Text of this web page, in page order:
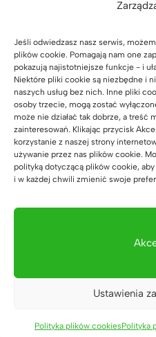
Jeśli odwiedzasz nasz serwis,
plików cookie. Pomagają nam one
pokazują najistotniejsze funkcje - i
Niektóre pliki cookie są niezbędne i
naszych usług bez nich. Inne pliki
osoby trzecie, mogą zostać
może nie działać tak dobrze, a treść
zainteresowań. Klikając przycisk
korzystanie z naszej strony
używanie przez nas plików cookie.
polityką dotyczącą plików cookie,
i w każdej chwili zmienić swoje
Ustawienia
Polityka plików cookiesPolityka
Może spodoba